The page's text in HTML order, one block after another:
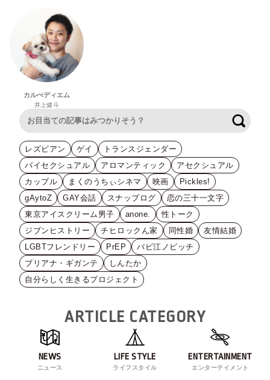
カルぺディエム
井上健斗
レズビアン ゲイ
トランスジェンダー
バイセクシュアル
アロマンティック
アセクシュアル
カップル
まくのうちぃシネマ 映画
Pickles!
gAytoZ
GAY会話 スナップログ
恋の三十一文字
東京アイスクリーム男子
anone.
性トーク
ジブンヒストリー
チヒロックん家 同性婚
友情結婚
LGBTフレンドリー
PrEP
バビ江ノビッチ
ブリアナ・ギガンテ
しんたか
自分らしく生きるプロジェクト
ARTICLE CATEGORY
NEWS
ニュース
LIFE STYLE
ライフスタイル
ENTERTAINMENT
エンターテイメント